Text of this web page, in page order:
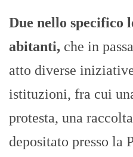
Due nello specifico
abitanti, che in
atto diverse
istituzioni, fra cui
protesta, una
depositato presso la